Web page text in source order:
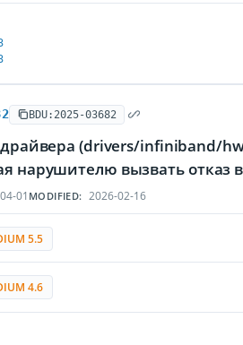
BDU:2025-03682
(drivers/infiniband/
нарушителю вызвать отказ
01 MODIFIED: 2026-02-16
5.5
4.6